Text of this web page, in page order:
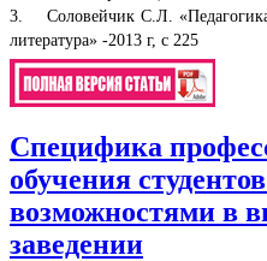
3. Соловейчик С.Л. «Педагогика
литература» -2013 г, с 225
Специфика
обучения
возможностями в
заведении